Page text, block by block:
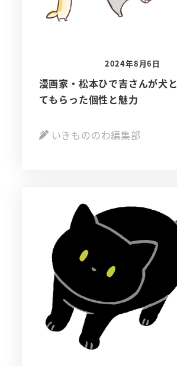
2024年8月6日
漫画家・松本ひで吉さんが犬
てもらった個性と魅力
いきもののわ編集部